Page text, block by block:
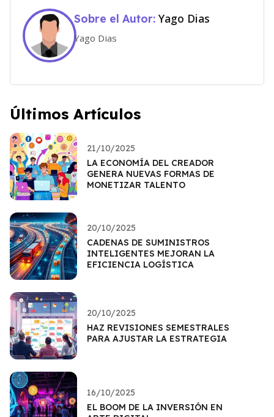
Sobre el Autor: Yago Dias
Yago Dias
Últimos Artículos
21/10/2025
LA ECONOMÍA DEL CREADOR
GENERA NUEVAS FORMAS DE
MONETIZAR TALENTO
20/10/2025
CADENAS DE SUMINISTROS
INTELIGENTES MEJORAN LA
EFICIENCIA LOGÍSTICA
20/10/2025
HAZ REVISIONES SEMESTRALES
PARA AJUSTAR LA ESTRATEGIA
16/10/2025
EL BOOM DE LA INVERSIÓN EN